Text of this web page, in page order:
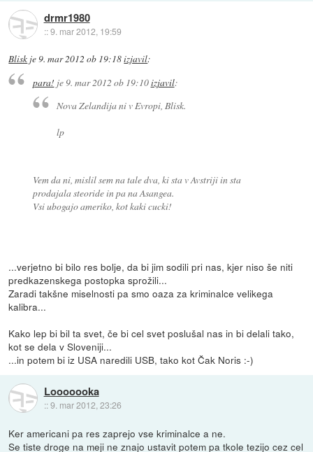
drmr1980
::9. mar 2012, 19:59
Blisk je9. mar 2012 ob 19:18izjavil:
para! je9. mar 2012 ob 19:10izjavil:
Nova Zelandija ni v Evropi, Blisk.
lp
Vem da ni, mislil sem na tale dva, ki sta v Avstriji in sta
prodajala steoride in pa na Asangea.
Vsi ubogajo ameriko, kot kaki cucki!
...verjetno bi bilo res bolje, da bi jim sodili pri nas, kjer niso še niti
predkazenskega postopka sprožili...
Zaradi takšne miselnosti pa smo oaza za kriminalce velikega
kalibra...
Kako lep bi bil ta svet, če bi cel svet poslušal nas in bi delali tako,
kot se dela v Sloveniji...
...in potem bi iz USA naredili USB, tako kot Čak Noris :-)
Looooooka
::9. mar 2012, 23:26
Ker americani pa res zaprejo vse kriminalce a ne.
Se tiste droge na meji ne znajo ustavit potem pa tkole tezijo cez cel